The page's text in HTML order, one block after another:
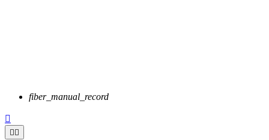
fiber_manual_record

